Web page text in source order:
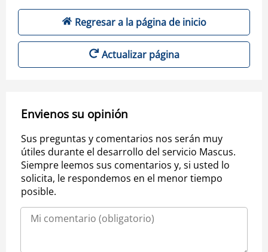
Regresar a la página de inicio
Actualizar página
Envienos su opinión
Sus preguntas y comentarios nos serán muy
útiles durante el desarrollo del servicio Mascus.
Siempre leemos sus comentarios y, si usted lo
solicita, le respondemos en el menor tiempo
posible.